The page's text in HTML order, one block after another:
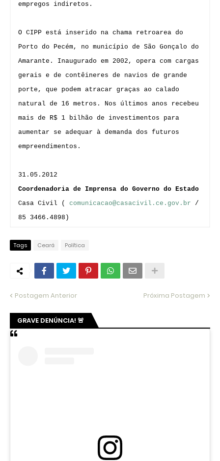
empregos indiretos.
O CIPP está inserido na chama retroarea do
Porto do Pecém, no município de São Gonçalo do
Amarante. Inaugurado em 2002, opera com cargas
gerais e de contêineres de navios de grande
porte, que podem atracar graças ao calado
natural de 16 metros. Nos últimos anos recebeu
mais de R$ 1 bilhão de investimentos para
aumentar se adequar à demanda dos futuros
empreendimentos.
31.05.2012
Coordenadoria de Imprensa do Governo do Estado
Casa Civil ( comunicacao@casacivil.ce.gov.br /
85 3466.4898)
Tags Ceará Política
Postagem Anterior Próxima Postagem
GRAVE DENÚNCIA! 🚨